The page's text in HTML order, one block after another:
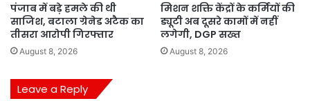
पंजाब में बड़े हमले की थी
साजिश, बटाला ग्रेनेड अटैक का
तीसरा आरोपी गिरफ्तार
August 8, 2026
मिशन शक्ति केंद्रों के कर्मियों की
ड्यूटी अब दूसरे कामों में नहीं
लगेगी, DGP सख्त
August 8, 2026
Leave a Reply